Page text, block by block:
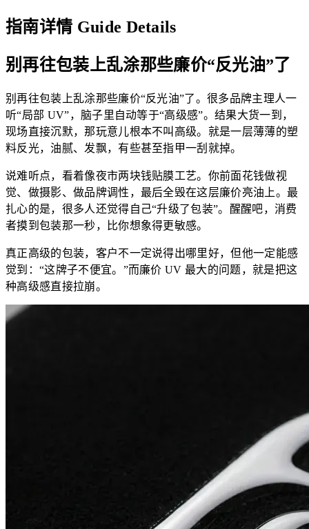
指南详情 Guide Details
别再往包装上乱涂那些廉价“反光油”了
别再往包装上乱涂那些廉价“反光油”了。很多品牌主理人一
听“局部 UV”，脑子里自动等于“高级感”。结果大货一到，
现场直接沉默，那玩意儿根本不叫高级。就是一层薄薄的塑
料反光，油腻、发飘，有些甚至指甲一刮就掉。
说难听点，看着像夜市两块钱贴膜工艺。你前面花钱做视
觉、做摄影、做品牌调性，最后全毁在这层廉价亮油上。最
扎心的是，很多人还觉得自己“升级了包装”。醒醒吧，消费
者摸到包装那一秒，比你想象得更敏感。
真正高级的包装，客户不一定说得出哪里好，但他一定能感
觉到：“这牌子不便宜。”而廉价 UV 最大的问题，就是把这
种高级感直接拉崩。